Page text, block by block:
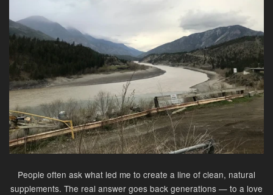
People often ask what led me to create a line of clean, natural
supplements. The real answer goes back generations — to a love